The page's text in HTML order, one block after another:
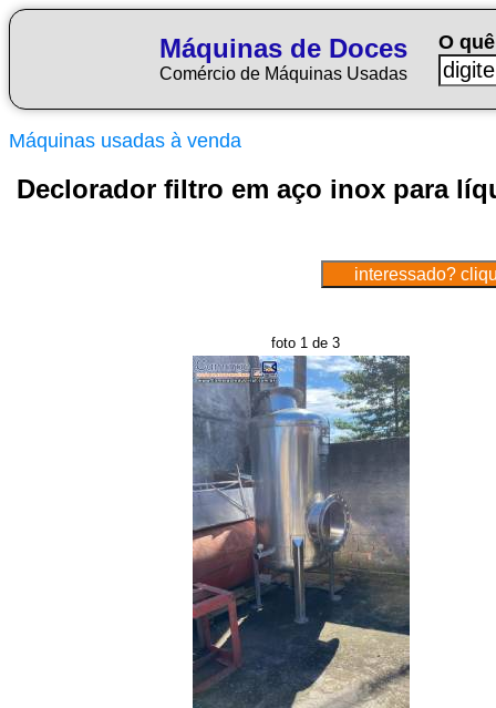
Máquinas de Doces
Comércio de Máquinas Usadas
O
Máquinas usadas à venda
Declorador filtro em aço inox para
foto 1 de 3